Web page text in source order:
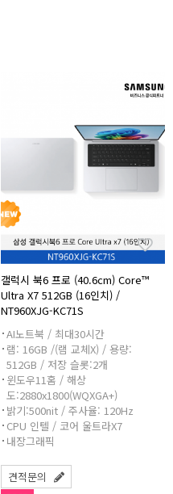
갤럭시 북6 프로 (40.6cm) Core™
Ultra X7 512GB (16인치) /
NT960XJG-KC71S
AI노트북 / 최대30시간
램: 16GB /(램 교체X) / 용량:
512GB / 저장 슬롯:2개
윈도우11홈 / 해상
도:2880x1800(WQXGA+)
밝기:500nit / 주사율: 120Hz
CPU 인텔 / 코어 울트라X7
내장그래픽
견적문의